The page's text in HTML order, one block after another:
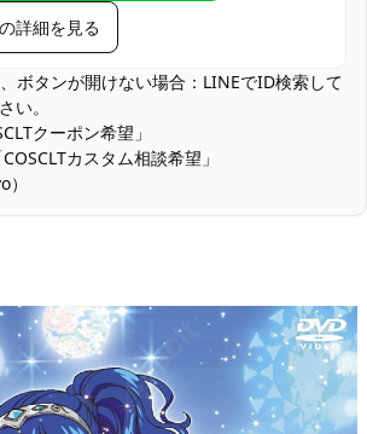
他の衣類と同じく、清潔に乾燥を保ち、鋭
い物によっての破れを避けてください。
新品未使用
：濃色パーツはこすれで色移りの可能性が
立たない箇所で確認し、保管は通気の良い
と安心です。
詳細を見る
ボタンが開けない場合：LINEでID検索して
い。
クーポン希望」
カスタム相談希望」